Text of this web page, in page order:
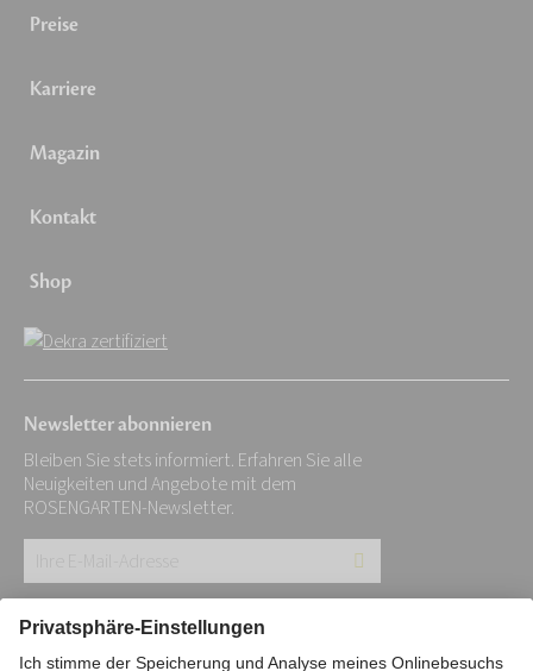
Preise
Karriere
Magazin
Kontakt
Shop
Newsletter abonnieren
Bleiben Sie stets informiert. Erfahren Sie alle
Neuigkeiten und Angebote mit dem
ROSENGARTEN-Newsletter.
E-
Mail-
Impressum Datenschutz Stiftung